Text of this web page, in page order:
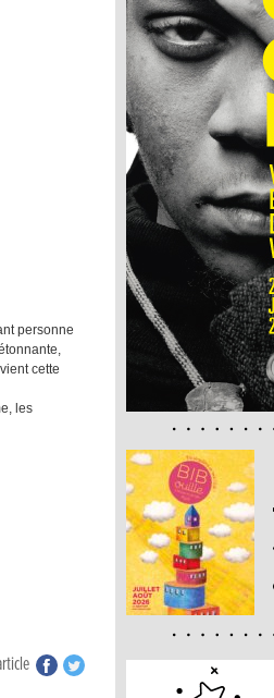
personne
cette
les